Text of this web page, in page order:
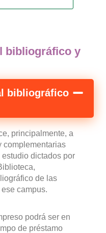
bibliográfico y
bibliográfico
principalmente, a
complementarias
dictados por
de las
campus.
podrá ser en
de préstamo